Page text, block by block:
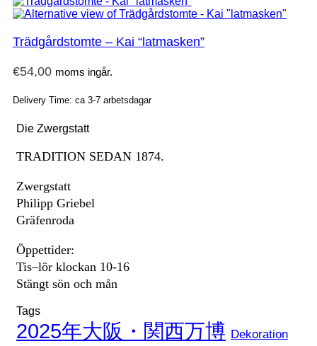
Trädgårdstomte – Kai “latmasken”
€54,00 moms ingår.
Delivery Time: ca 3-7 arbetsdagar
Die Zwergstatt
TRADITION SEDAN 1874.
Zwergstatt
Philipp Griebel
Gräfenroda
Öppettider:
Tis–lör klockan 10-16
Stängt sön och mån
Tags
2025年大阪・関西万博 Dekoration